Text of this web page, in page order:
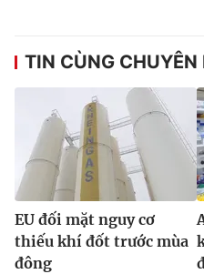
TIN CÙNG CHUYÊN
EU đối mặt nguy cơ
thiếu khí đốt trước mùa
đông